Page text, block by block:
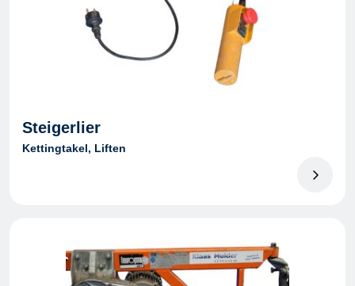
Steigerlier
Kettingtakel, Liften